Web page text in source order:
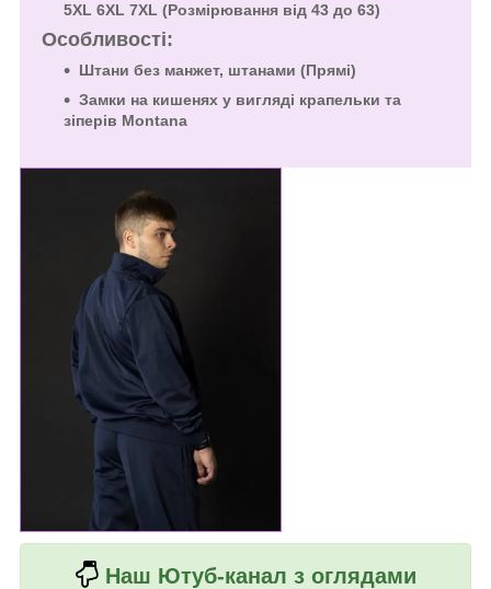
5XL 6XL 7XL (Розмірювання від 43 до 63)
Особливості:
Штани без манжет, штанами (Прямі)
Замки на кишенях у вигляді крапельки та
зіперів Montana
Наш Ютуб-канал з оглядами